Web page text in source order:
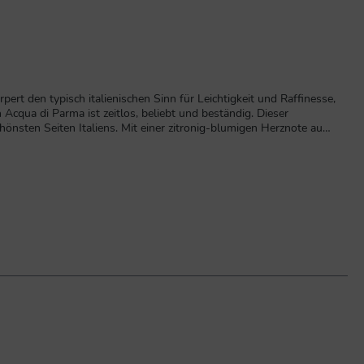
den typisch italienischen Sinn für Leichtigkeit und Raffinesse,
di Parma ist zeitlos, beliebt und beständig. Dieser
Seiten Italiens. Mit einer zitronig-blumigen Herznote aus